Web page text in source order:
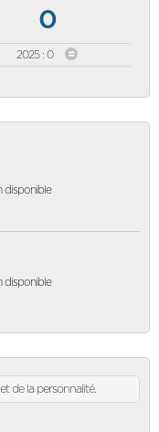
0
2025 : 0
disponible
disponible
de la personnalité.